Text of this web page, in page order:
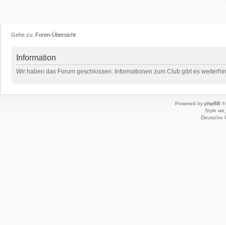
Gehe zu: Foren-Übersicht
Information
Wir haben das Forum geschlossen. Informationen zum Club gibt es
Powered by phpBB ©
Style
Deutsche